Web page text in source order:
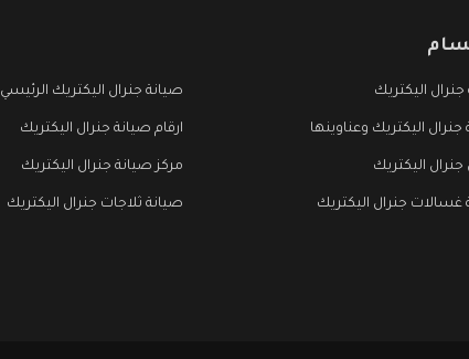
اليكتريك صيانة جنرال اليكتريك الرئيسي
جنرال اليكتريك وعناوينها ارقام صيانة جنرال اليكتريك
جنرال اليكتريك مركز صيانة جنرال اليكتريك
غسالات جنرال اليكتريك صيانة ثلاجات جنرال اليكتريك